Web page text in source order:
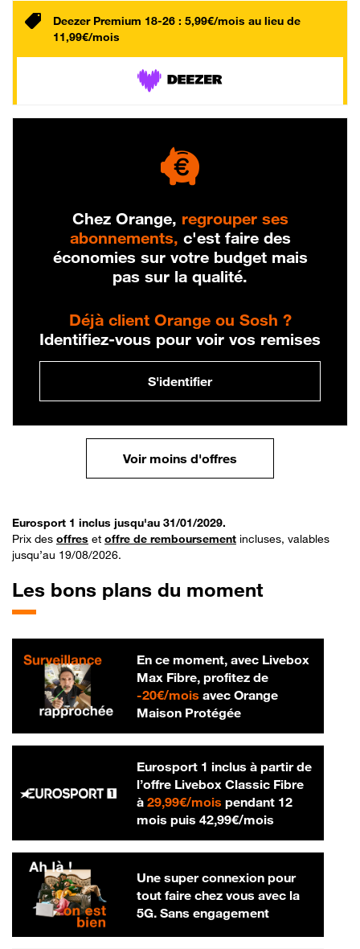
Deezer Premium 18-26 : 5,99€/mois au lieu de
11,99€/mois
Chez Orange, regrouper ses
abonnements, c'est faire des
économies sur votre budget mais
pas sur la qualité.
Déjà client Orange ou Sosh ?
Identifiez-vous pour voir vos remises
S'identifier
Voir moins d'offres
Eurosport 1 inclus jusqu'au 31/01/2029.
Prix des offres et offre de remboursement incluses, valables
jusqu’au 19/08/2026.
Les bons plans du moment
En ce moment, avec Livebox
Max Fibre, profitez de
-20€/mois20 € par mois
avec Orange
Maison Protégée
Eurosport 1 inclus à partir de
l’offre Livebox Classic Fibre
à 29,99€/mois29,99 € par mois
pendant 12
mois puis 42,99€/mois42,99 € par
Une super connexion pour
tout faire chez vous avec la
5G. Sans engagement